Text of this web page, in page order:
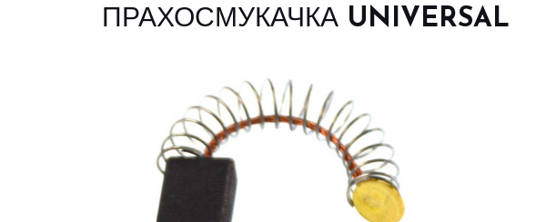
ПРАХОСМУКАЧКА UNIVERSAL